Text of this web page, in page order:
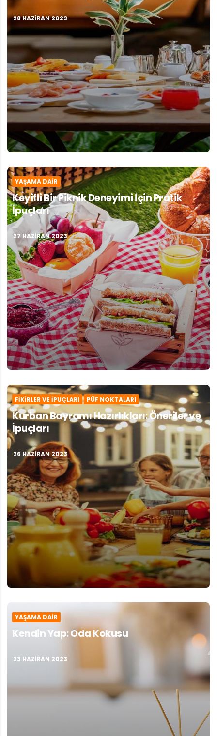
28 HAZIRAN 2023
YAŞAMA DAIR
Keyifli Bir Piknik Deneyimi İçin Pratik
İpuçları
27 HAZIRAN 2023
FIKIRLER VE İPUÇLARI PÜF NOKTALARI
Kurban Bayramı Hazırlıkları: Öneriler ve
İpuçları
26 HAZIRAN 2023
YAŞAMA DAIR
Kendin Yap: Oda Kokusu
23 HAZIRAN 2023